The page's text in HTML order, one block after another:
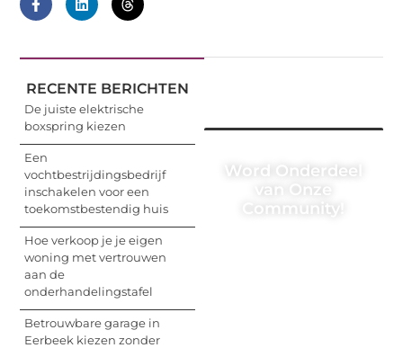
RECENTE BERICHTEN
De juiste elektrische
boxspring kiezen
Een
vochtbestrijdingsbedrijf
inschakelen voor een
toekomstbestendig huis
Hoe verkoop je je eigen
woning met vertrouwen
aan de
onderhandelingstafel
Betrouwbare garage in
Eerbeek kiezen zonder
Word Onderdeel
van Onze
Community!